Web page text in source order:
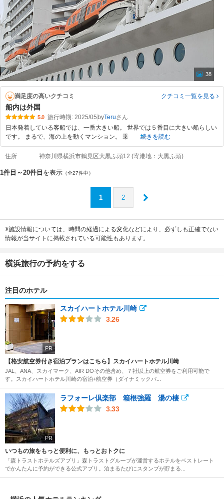
38
満足度の高いクチコミ クチコミ一覧を見る
船内は外国
5.0 旅行時期: 2025/05 byTeru
日本発着している客船では、一番大きい船。 世界では５番目に大きい船らしい
です。 まるで、海の上を動くマンション。 乗
続きを読む
住所 神奈川県横浜市鶴見区大黒ふ頭12 (寄港地：大黒ふ頭)
1件目～20件目 を表示 （全27件中）
1 2
※施設情報については、時間の経過による変化などにより、必ずしも正確でない
情報が当サイトに掲載されている可能性もあります。
横浜旅行の予約をする
注目のホテル
PR
スカイハートホテル川崎
3.26
【格安航空券付き宿泊プランはこちら】スカイハートホテル川崎
JAL、ANA、スカイマーク、AIR DOその他含め、７社以上の航空券をご利用可能で
す。スカイハートホテル川崎の宿泊+航空券（ダイナミックパ...
PR
ラフォーレ倶楽部 箱根強羅 湯の棲
3.33
いつもの旅をもっと便利に、もっとおトクに
「森トラストホテルズアプリ」森トラストグループが運営するホテルをベストレート
でかんたんに予約ができる公式アプリ。泊まるたびにスタンプが貯まる...